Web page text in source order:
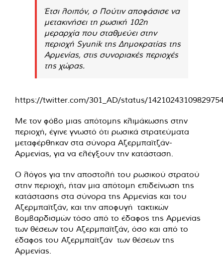
Έτσι λοιπόν, ο Πούτιν αποφάσισε να
μετακινήσει τη ρωσική 102η
μεραρχία που σταθμεύει στην
περιοχή Syunik της Δημοκρατίας της
Αρμενίας, στις συνοριακές περιοχές
της χώρας.
https://twitter.com/301_AD/status/
Με τον φόβο μιας απότομης κλιμάκωσης στην
περιοχή, έγινε γνωστό ότι ρωσικά στρατεύματα
μεταφέρθηκαν στα σύνορα Αζερμπαϊτζάν-
Αρμενίας, για να ελέγξουν την κατάσταση.
Ο λόγος για την αποστολή του ρωσικού στρατού
στην περιοχή, ήταν μια απότομη επιδείνωση της
κατάστασης στα σύνορα της Αρμενίας και του
Αζερμπαϊτζάν, και την αποφυγή τακτικών
βομβαρδισμών τόσο από το έδαφος της Αρμενίας
των θέσεων του Αζερμπαϊτζάν, όσο και από το
έδαφος του Αζερμπαϊτζάν των θέσεων της
Αρμενίας.